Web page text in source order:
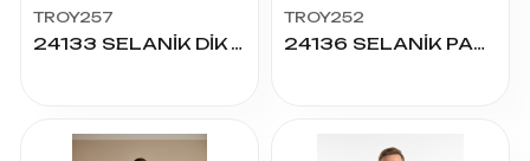
TROY257
24133 SELANİK DİK YAKA FERMUARLI
TROY252
24136 SELANİK PARÇALI SİMİT